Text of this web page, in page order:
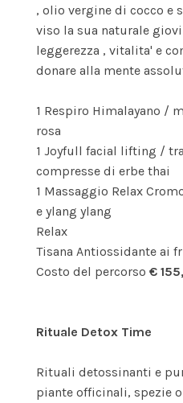
, olio vergine di cocco e
viso la sua naturale
leggerezza , vitalita' e
donare alla mente
1 Respiro Himalayano /
rosa
1 Joyfull facial lifting /
compresse di erbe thai
1 Massaggio Relax
e ylang ylang
Relax
Tisana Antiossidante ai
Costo del percorso €
Rituale Detox Time
Rituali detossinanti e
piante officinali, spezie